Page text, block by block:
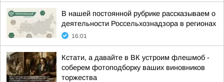
В нашей постоянной рубрике рассказываем о
деятельности Россельхознадзора в регионах
16:01
Кстати, а давайте в ВК устроим флешмоб -
соберем фотоподборку ваших виновников
торжества